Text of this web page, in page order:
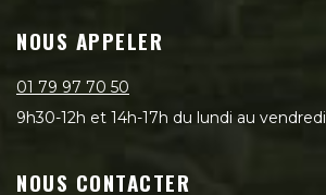
NOUS APPELER
01 79 97 70 50
9h30-12h et 14h-17h du lundi au vendredi
NOUS CONTACTER